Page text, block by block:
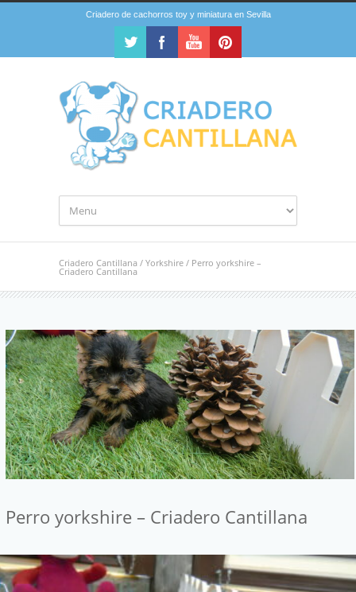
Criadero de cachorros toy y miniatura en Sevilla
Criadero Cantillana / Yorkshire / Perro yorkshire –
Criadero Cantillana
Perro yorkshire – Criadero Cantillana